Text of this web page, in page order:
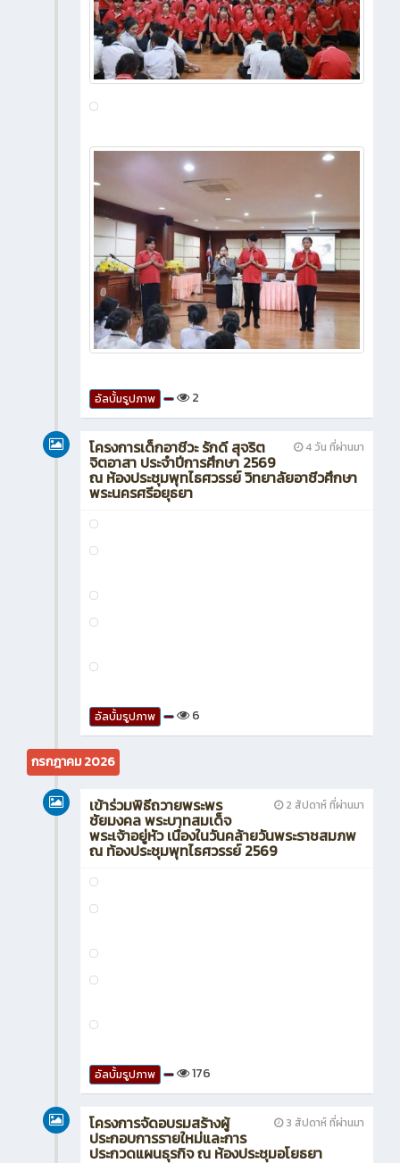
อัลบั้มรูปภาพ 2
โครงการ “AVC เสริมสร้างมารยาท
แผนกวิชาสามัญสัมพันธ์ เป็นวิทยากร
4 วัน ที่ผ่านมา
โครงการเด็กอาชีวะ รักดี สุจริต